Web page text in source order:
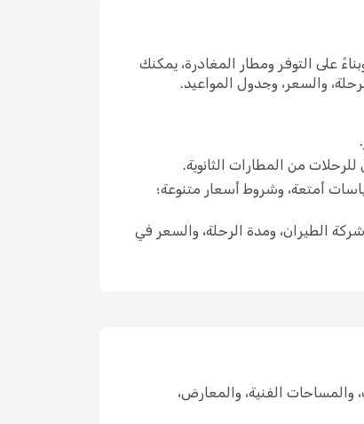
على التوفر ومطار المغادرة، يمكنك
والسعر، وجدول المواعيد.
من المطارات الثانوية.
أمتعة، وشروط أسعار متنوعة؛
الطيران، ومدة الرحلة، والسعر في
الفنية، والمعارض،